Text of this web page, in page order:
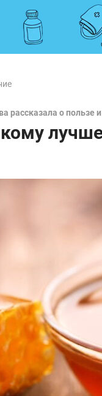
рассказала о пользе